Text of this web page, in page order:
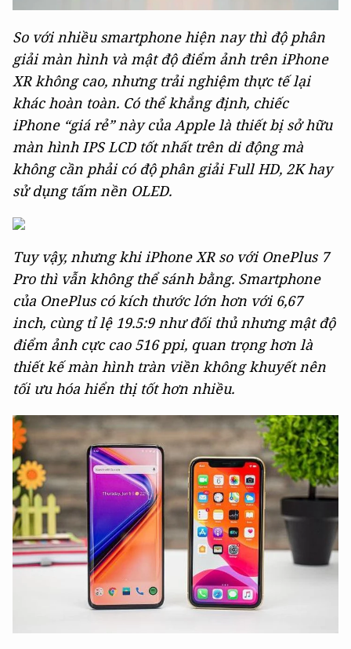
So với nhiều smartphone hiện nay thì độ phân
giải màn hình và mật độ điểm ảnh trên iPhone
XR không cao, nhưng trải nghiệm thực tế lại
khác hoàn toàn. Có thể khẳng định, chiếc
iPhone “giá rẻ” này của Apple là thiết bị sở hữu
màn hình IPS LCD tốt nhất trên di động mà
không cần phải có độ phân giải Full HD, 2K hay
sử dụng tấm nền OLED.
Tuy vậy, nhưng khi iPhone XR so với OnePlus 7
Pro thì vẫn không thể sánh bằng. Smartphone
của OnePlus có kích thước lớn hơn với 6,67
inch, cùng tỉ lệ 19.5:9 như đối thủ nhưng mật độ
điểm ảnh cực cao 516 ppi, quan trọng hơn là
thiết kế màn hình tràn viền không khuyết nên
tối ưu hóa hiển thị tốt hơn nhiều.